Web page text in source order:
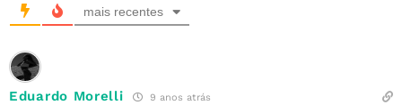
mais recentes
Eduardo Morelli 9 anos atrás